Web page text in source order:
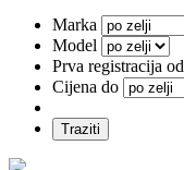
Marka
Model
Prva registracija od
Cijena do
Traziti